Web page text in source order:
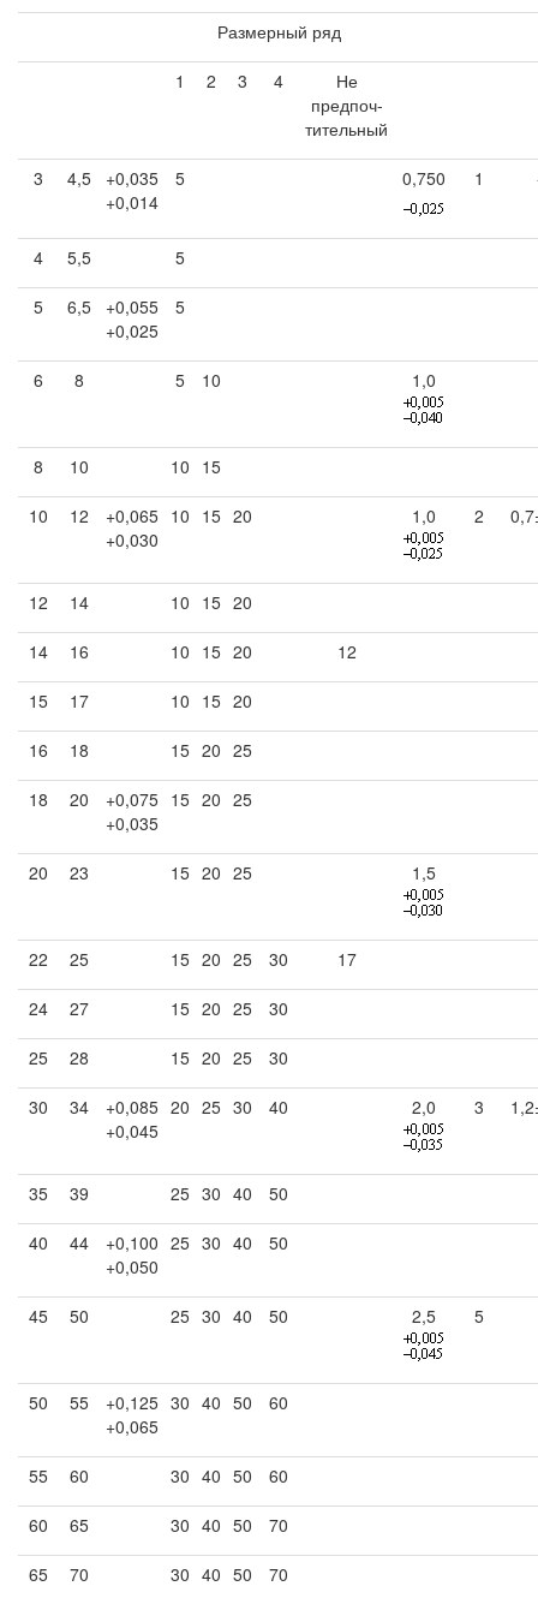
Размерный ряд
1 2 3 4
Не
предпоч-
тительный
3 4,5
+0,035
+0,014
5 0,750 1
4 5,5 5
5 6,5
+0,055
+0,025
5
6 8 5 10 1,0
8 10 10 15
10 12
+0,065
+0,030
10 15 20 1,0 2
12 14 10 15 20
14 16 10 15 20 12
15 17 10 15 20
16 18 15 20 25
18 20
+0,075
+0,035
15 20 25
20 23 15 20 25 1,5
22 25 15 20 25 30 17
24 27 15 20 25 30
25 28 15 20 25 30
30 34
+0,085
+0,045
20 25 30 40 2,0 3
35 39 25 30 40 50
40 44
+0,100
+0,050
25 30 40 50
45 50 25 30 40 50 2,5 5
50 55
+0,125
+0,065
30 40 50 60
55 60 30 40 50 60
60 65 30 40 50 70
65 70 30 40 50 70